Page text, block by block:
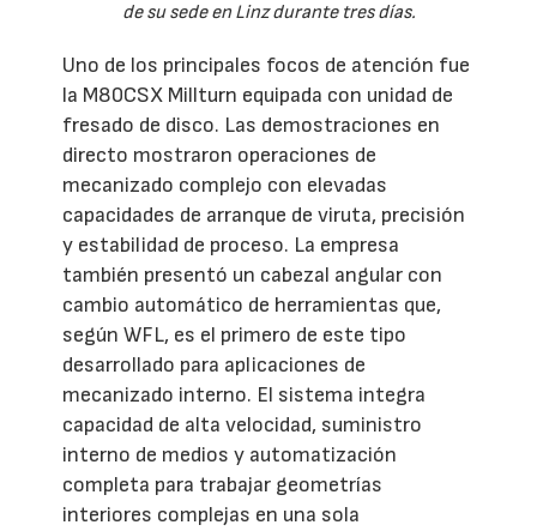
de su sede en Linz durante tres días.
Uno de los principales focos de atención fue
la M80CSX Millturn equipada con unidad de
fresado de disco. Las demostraciones en
directo mostraron operaciones de
mecanizado complejo con elevadas
capacidades de arranque de viruta, precisión
y estabilidad de proceso. La empresa
también presentó un cabezal angular con
cambio automático de herramientas que,
según WFL, es el primero de este tipo
desarrollado para aplicaciones de
mecanizado interno. El sistema integra
capacidad de alta velocidad, suministro
interno de medios y automatización
completa para trabajar geometrías
interiores complejas en una sola